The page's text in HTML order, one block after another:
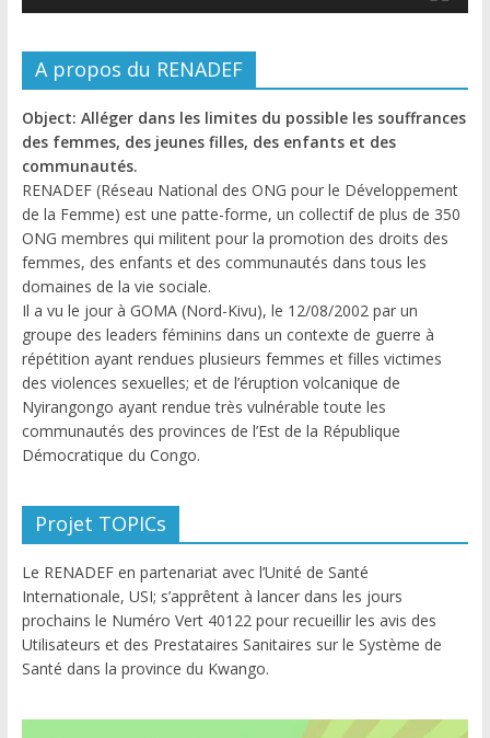
A propos du RENADEF
Object: Alléger dans les limites du possible les souffrances
des femmes, des jeunes filles, des enfants et des
communautés.
RENADEF (Réseau National des ONG pour le Développement
de la Femme) est une patte-forme, un collectif de plus de 350
ONG membres qui militent pour la promotion des droits des
femmes, des enfants et des communautés dans tous les
domaines de la vie sociale.
Il a vu le jour à GOMA (Nord-Kivu), le 12/08/2002 par un
groupe des leaders féminins dans un contexte de guerre à
répétition ayant rendues plusieurs femmes et filles victimes
des violences sexuelles; et de l’éruption volcanique de
Nyirangongo ayant rendue très vulnérable toute les
communautés des provinces de l’Est de la République
Démocratique du Congo.
Projet TOPICs
Le RENADEF en partenariat avec l’Unité de Santé
Internationale, USI; s’apprêtent à lancer dans les jours
prochains le Numéro Vert 40122 pour recueillir les avis des
Utilisateurs et des Prestataires Sanitaires sur le Système de
Santé dans la province du Kwango.